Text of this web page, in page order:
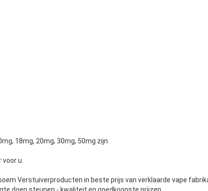
18mg, 20mg, 30mg, 50mg zijn
u.
Verstuiverproducten in beste prijs van verklaarde vape
doen steunen - kwaliteit en goedkoopste prijzen.